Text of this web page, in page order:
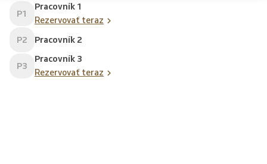
P1
Pracovník 1
Rezervovať teraz
P2
Pracovník 2
P3
Pracovník 3
Rezervovať teraz